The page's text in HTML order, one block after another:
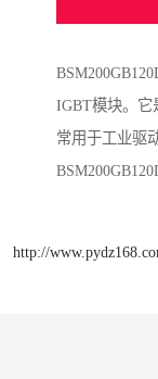
IGBT模块。它
常用于工业驱
http://